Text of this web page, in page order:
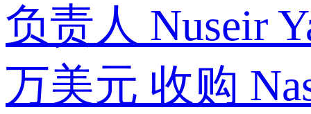
负责人 Nuseir
万美元 收购